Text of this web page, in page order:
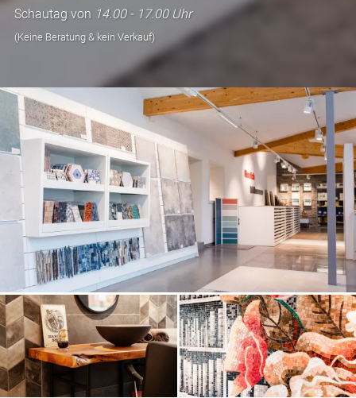
Schautag von 14.00 - 17.00 Uhr
(Keine Beratung & kein Verkauf)